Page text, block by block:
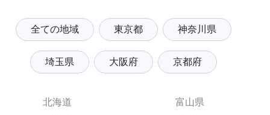
全ての地域 東京都 神奈川県
埼玉県 大阪府 京都府
北海道
富山県